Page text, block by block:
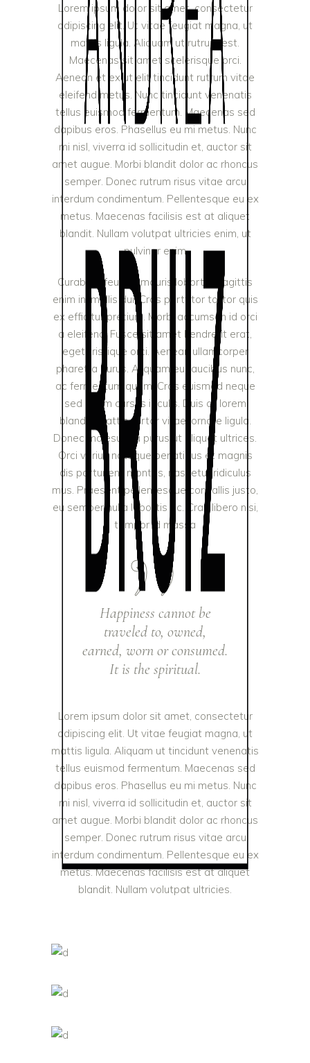
Lorem ipsum dolor sit amet, consectetur
adipiscing elit. Ut vitae feugiat magna, ut
mattis ligula. Aliquam ut rutrum est.
Maecenas sit amet scelerisque orci.
Aenean et ex ut elit tincidunt rutrum vitae
eleifend metus. Nunc tincidunt venenatis
tellus euismod fermentum. Maecenas sed
dapibus eros. Phasellus eu mi metus. Nunc
mi nisl, viverra id sollicitudin et, auctor sit
amet augue. Morbi blandit dolor ac rhoncus
semper. Donec rutrum risus vitae arcu
interdum condimentum. Pellentesque eu ex
metus. Maecenas facilisis est at aliquet
blandit. Nullam volutpat ultricies enim, ut
pulvinar enim
Curabitur feugiat mauris lobortis, sagittis
enim in, mollis dui. Cras porttitor tortor quis
ex efficitur pretium. Morbi accumsan id orci
a eleifend. Fusce sit amet hendrerit erat,
eget tristique orci. Aenean ullamcorper
pharetra purus. Aliquam eu faucibus nunc,
ac fermentum quam. Cras euismod neque
sed lorem cursus iaculis. Duis at lorem
blandit, mattis tortor vitae, ornare ligula.
Donec malesuada purus ut aliquet ultrices.
Orci varius natoque penatibus et magnis
dis parturient montes, nascetur ridiculus
mus. Praesent pellentesque convallis justo,
eu semper nulla lobortis ac. Cras libero nisi,
tempor id massa
Happiness cannot be
traveled to, owned,
earned, worn or consumed.
It is the spiritual.
Lorem ipsum dolor sit amet, consectetur
adipiscing elit. Ut vitae feugiat magna, ut
mattis ligula. Aliquam ut tincidunt venenatis
tellus euismod fermentum. Maecenas sed
dapibus eros. Phasellus eu mi metus. Nunc
mi nisl, viverra id sollicitudin et, auctor sit
amet augue. Morbi blandit dolor ac rhoncus
semper. Donec rutrum risus vitae arcu
interdum condimentum. Pellentesque eu ex
metus. Maecenas facilisis est at aliquet
blandit. Nullam volutpat ultricies.